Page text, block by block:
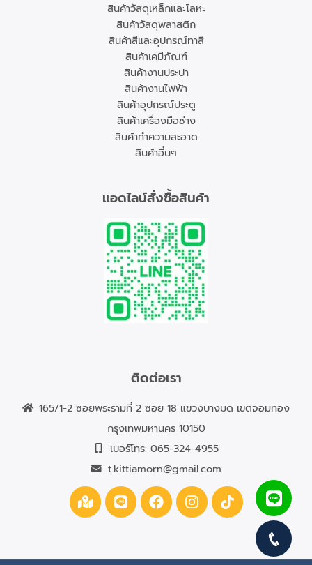
สินค้าวัสดุเหล็กและโลหะ
สินค้าวัสดุพลาสติก
สินค้าสีและอุปกรณ์ทาสี
สินค้าเคมีภัณฑ์
สินค้างานประปา
สินค้างานไฟฟ้า
สินค้าอุปกรณ์ประตู
สินค้าเครื่องมือช่าง
สินค้าทำความสะอาด
สินค้าอื่นๆ
แอดไลน์สั่งซื้อสินค้า
ติดต่อเรา
165/1-2 ซอยพระรามที่ 2 ซอย 18 แขวงบางมด เขตจอมทอง
กรุงเทพมหานคร 10150
เบอร์โทร: 065-324-4955
t.kittiamorn@gmail.com